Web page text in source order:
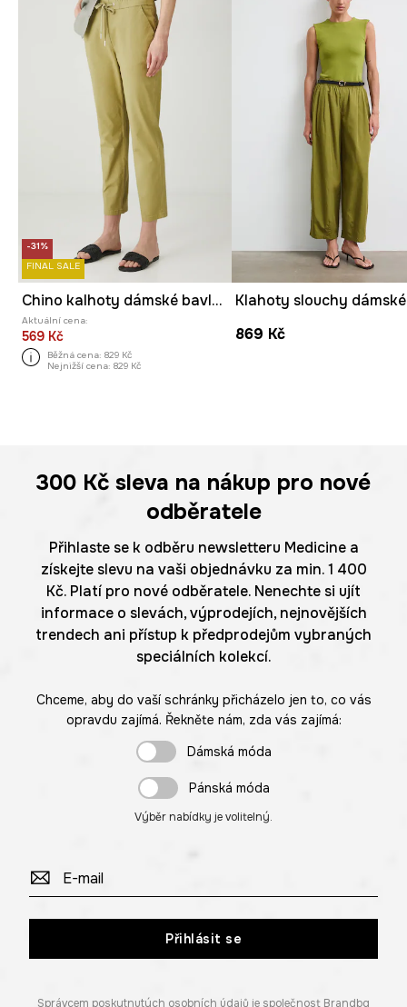
-31%
FINAL SALE
Chino kalhoty dámské bavlněné s elastanem
Aktuální cena:
569 Kč
Běžná cena: 829 Kč
Nejnižší cena: 829 Kč
869 Kč
300 Kč sleva na nákup pro nové
odběratele
Přihlaste se k odběru newsletteru Medicine a
získejte slevu na vaši objednávku za min. 1 400
Kč. Platí pro nové odběratele. Nenechte si ujít
informace o slevách, výprodejích, nejnovějších
trendech ani přístup k předprodejům vybraných
speciálních kolekcí.
Chceme, aby do vaší schránky přicházelo jen to, co vás
opravdu zajímá. Řekněte nám, zda vás zajímá:
Dámská móda
Pánská móda
Výběr nabídky je volitelný.
Přihlásit se
Správcem poskytnutých osobních údajů je společnost Brandbq